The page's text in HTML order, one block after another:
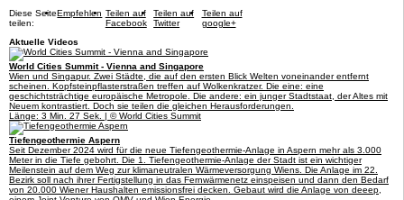
Diese Seite
teilen:
Empfehlen Teilen auf
Facebook
Teilen auf
Twitter
Teilen auf
google+
Aktuelle Videos
World Cities Summit - Vienna and Singapore
Wien und Singapur. Zwei Städte, die auf den ersten Blick Welten voneinander entfernt
scheinen. Kopfsteinpflasterstraßen treffen auf Wolkenkratzer. Die eine: eine
geschichtsträchtige europäische Metropole. Die andere: ein junger Stadtstaat, der Altes mit
Neuem kontrastiert. Doch sie teilen die gleichen Herausforderungen.
Länge: 3 Min. 27 Sek. | © World Cities Summit
Tiefengeothermie Aspern
Seit Dezember 2024 wird für die neue Tiefengeothermie-Anlage in Aspern mehr als 3.000
Meter in die Tiefe gebohrt. Die 1. Tiefengeothermie-Anlage der Stadt ist ein wichtiger
Meilenstein auf dem Weg zur klimaneutralen Wärmeversorgung Wiens. Die Anlage im 22.
Bezirk soll nach ihrer Fertigstellung in das Fernwärmenetz einspeisen und dann den Bedarf
von 20.000 Wiener Haushalten emissionsfrei decken. Gebaut wird die Anlage von deeep,